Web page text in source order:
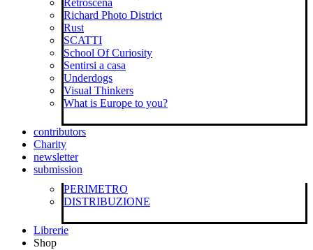
Retroscena
Richard Photo District
Rust
SCATTI
School Of Curiosity
Sentirsi a casa
Underdogs
Visual Thinkers
What is Europe to you?
contributors
Charity
newsletter
submission
PERIMETRO
DISTRIBUZIONE
Librerie
Shop